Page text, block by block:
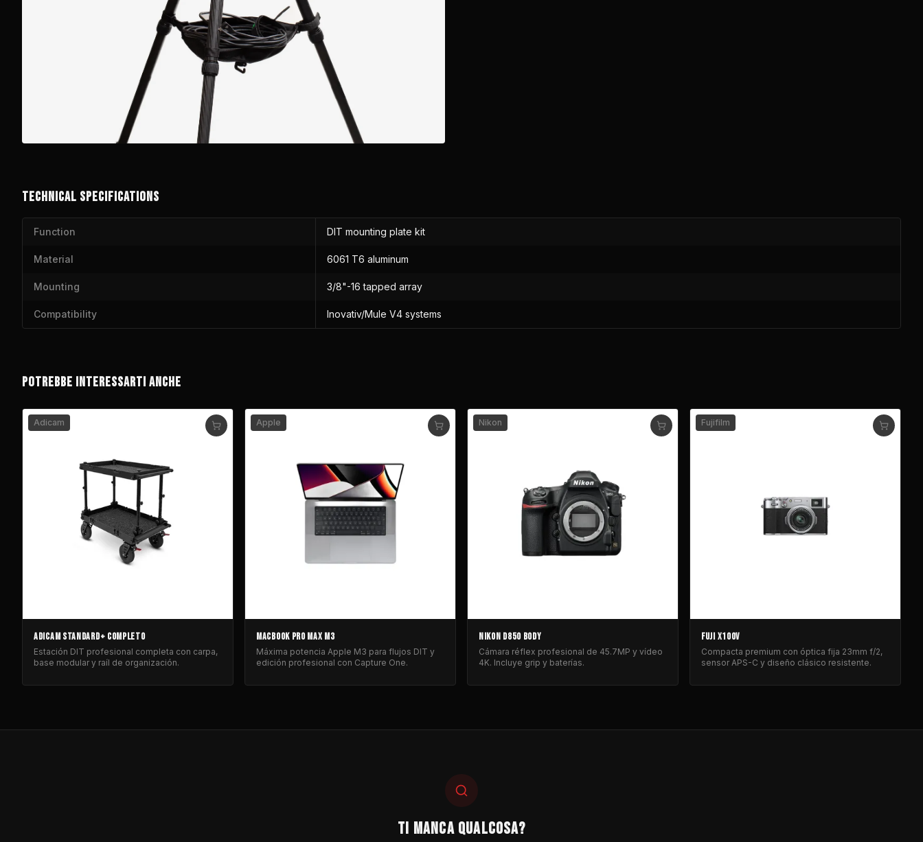
TECHNICAL SPECIFICATIONS
Function DIT mounting plate kit
Material 6061 T6 aluminum
Mounting 3/8"-16 tapped array
Compatibility Inovativ/Mule V4 systems
POTREBBE INTERESSARTI ANCHE
Adicam
ADICAM STANDARD+ COMPLETO
Estación DIT profesional completa con carpa,
base modular y raíl de organización.
Apple
MACBOOK PRO MAX M3
Máxima potencia Apple M3 para flujos DIT y
edición profesional con Capture One.
Nikon
NIKON D850 BODY
Cámara réflex profesional de 45.7MP y vídeo
4K. Incluye grip y baterías.
Fujifilm
FUJI X100V
Compacta premium con óptica fija 23mm f/2,
sensor APS-C y diseño clásico resistente.
TI MANCA QUALCOSA?